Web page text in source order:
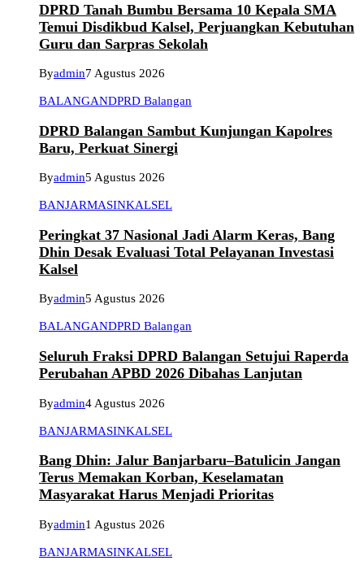
DPRD Tanah Bumbu Bersama 10 Kepala SMA
Temui Disdikbud Kalsel, Perjuangkan Kebutuhan
Guru dan Sarpras Sekolah
Byadmin7 Agustus 2026
BALANGANDPRD Balangan
DPRD Balangan Sambut Kunjungan Kapolres
Baru, Perkuat Sinergi
Byadmin5 Agustus 2026
BANJARMASINKALSEL
Peringkat 37 Nasional Jadi Alarm Keras, Bang
Dhin Desak Evaluasi Total Pelayanan Investasi
Kalsel
Byadmin5 Agustus 2026
BALANGANDPRD Balangan
Seluruh Fraksi DPRD Balangan Setujui Raperda
Perubahan APBD 2026 Dibahas Lanjutan
Byadmin4 Agustus 2026
BANJARMASINKALSEL
Bang Dhin: Jalur Banjarbaru–Batulicin Jangan
Terus Memakan Korban, Keselamatan
Masyarakat Harus Menjadi Prioritas
Byadmin1 Agustus 2026
BANJARMASINKALSEL